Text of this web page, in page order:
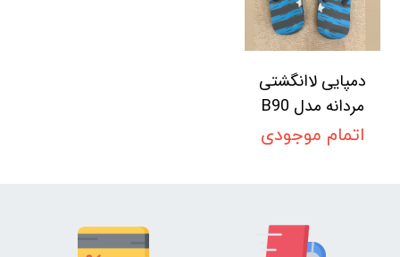
دمپایی لاانگشتی
مردانه مدل B90
اتمام موجودی